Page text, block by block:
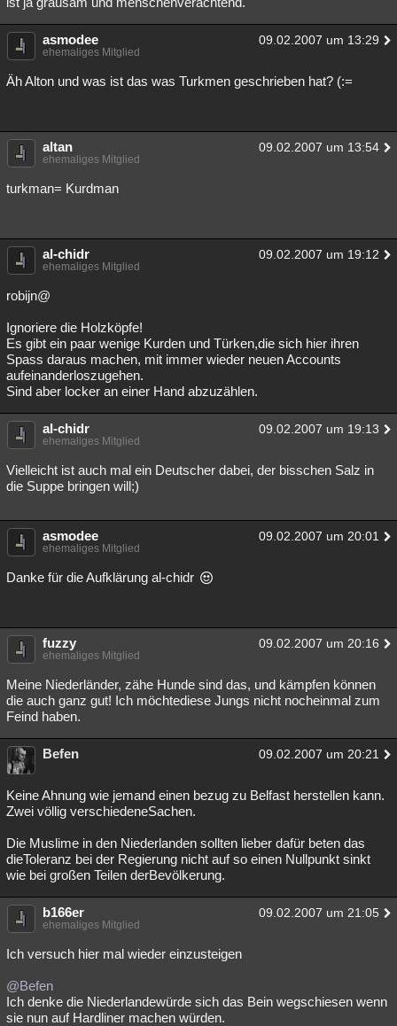
asmodee 09.02.2007 um 13:29
ehemaliges Mitglied
Äh Alton und was ist das was Turkmen geschrieben hat? (:=
altan 09.02.2007 um 13:54
ehemaliges Mitglied
turkman= Kurdman
al-chidr 09.02.2007 um 19:12
ehemaliges Mitglied
robijn@
Ignoriere die Holzköpfe!
Es gibt ein paar wenige Kurden und Türken,die sich hier ihren
Spass daraus machen, mit immer wieder neuen Accounts
aufeinanderloszugehen.
Sind aber locker an einer Hand abzuzählen.
al-chidr 09.02.2007 um 19:13
ehemaliges Mitglied
Vielleicht ist auch mal ein Deutscher dabei, der bisschen Salz in
die Suppe bringen will;)
asmodee 09.02.2007 um 20:01
ehemaliges Mitglied
Danke für die Aufklärung al-chidr
fuzzy 09.02.2007 um 20:16
ehemaliges Mitglied
Meine Niederländer, zähe Hunde sind das, und kämpfen können
die auch ganz gut! Ich möchtediese Jungs nicht nocheinmal zum
Feind haben.
Befen 09.02.2007 um 20:21
Keine Ahnung wie jemand einen bezug zu Belfast herstellen kann.
Zwei völlig verschiedeneSachen.
Die Muslime in den Niederlanden sollten lieber dafür beten das
dieToleranz bei der Regierung nicht auf so einen Nullpunkt sinkt
wie bei großen Teilen derBevölkerung.
b166er 09.02.2007 um 21:05
ehemaliges Mitglied
Ich versuch hier mal wieder einzusteigen
@Befen
Ich denke die Niederlandewürde sich das Bein wegschiesen wenn
sie nun auf Hardliner machen würden.